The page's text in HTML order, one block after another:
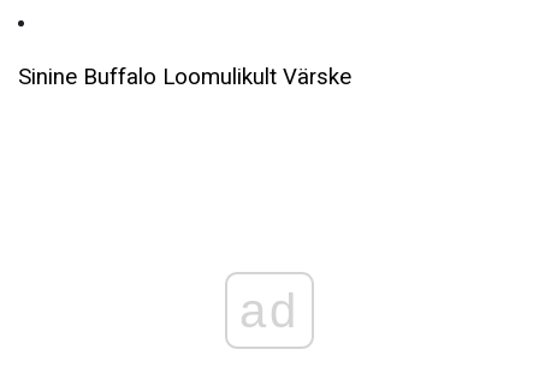
Sinine Buffalo Loomulikult Värske
ad